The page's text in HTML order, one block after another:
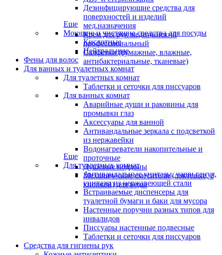
Дезинфицирующие средства для
поверхностей и изделий
мед.назначения
Крем для рук медицинский
профессиональный
Салфетки (бумажные, влажные,
антибактериальные, тканевые)
Еще
Моющие и чистящие средства для посуды
Кислотные
Нейтральные
Фены для волос
Для ванных и туалетных комнат
Для туалетных комнат
Таблетки и сеточки для писсуаров
Для ванных комнат
Аварийные души и раковины для
промывки глаз
Аксессуары для ванной
Антивандальные зеркала с подсветкой
из нержавейки
Водонагреватели накопительные и
проточные
Душевые поддоны
Механические смесители (локтевые, с
кнопкой) для воды
Еще
Для туалетных комнат
Антивандальные унитазы, чаши генуя,
унитазы из нержавеющей стали
Встраиваемые диспенсеры для
туалетной бумаги и баки для мусора
Настенные поручни разных типов для
инвалидов
Писсуары настенные подвесные
Таблетки и сеточки для писсуаров
Средства для гигиены рук